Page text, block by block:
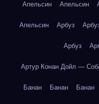
Апельсин Апельсин
Апельсин Арбуз
Арбуз
Артур Конан Дойл —
Банан Банан Банан